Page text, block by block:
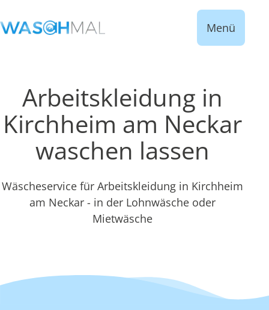
Menü
Arbeitskleidung in
Kirchheim am Neckar
waschen lassen
Wäscheservice für Arbeitskleidung in Kirchheim
am Neckar - in der Lohnwäsche oder
Mietwäsche